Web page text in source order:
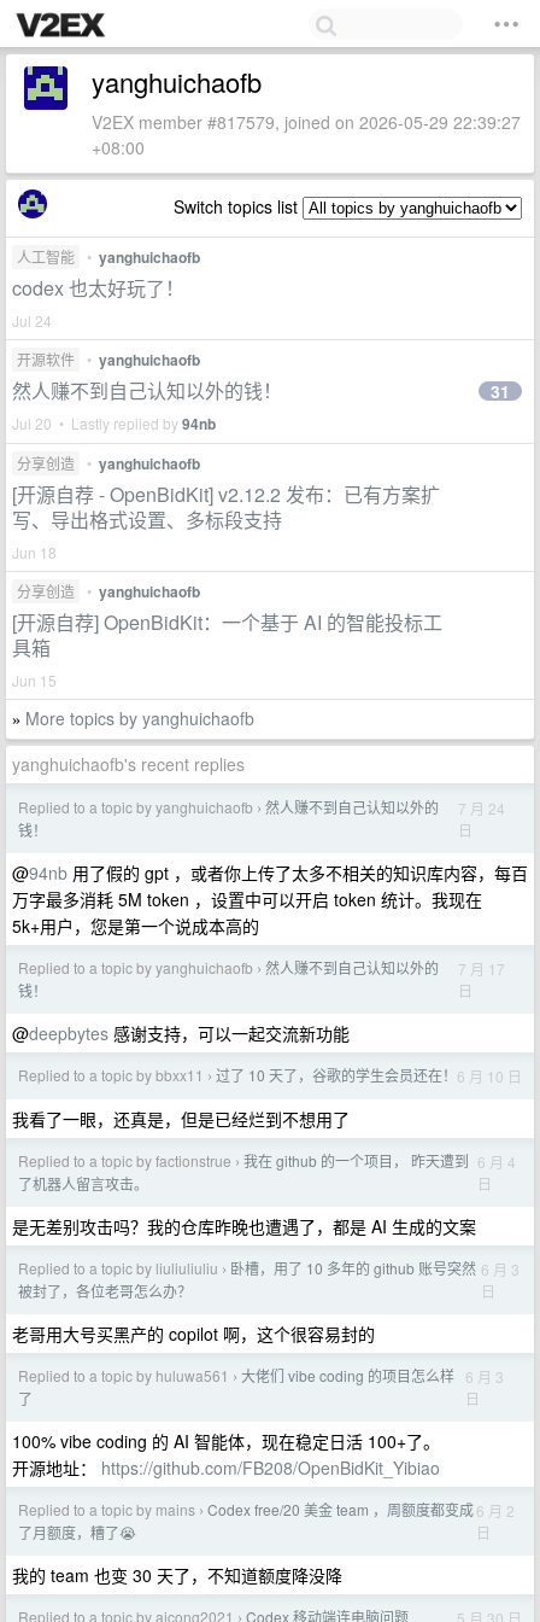
yanghuichaofb
V2EX member #817579, joined on 2026-05-29 22:39:27
+08:00
Switch topics list
人工智能 • yanghuichaofb
codex 也太好玩了！
Jul 24
开源软件
• yanghuichaofb
然人赚不到自己认知以外的钱！
Jul 20 • Lastly replied by94nb
31
分享创造 • yanghuichaofb
[开源自荐 - OpenBidKit] v2.12.2 发布：已有方案扩
写、导出格式设置、多标段支持
Jun 18
分享创造
• yanghuichaofb
[开源自荐] OpenBidKit：一个基于 AI 的智能投标工
具箱
Jun 15
» More topics by yanghuichaofb
yanghuichaofb's recent replies
Replied to a topic by yanghuichaofb › 然人赚不到自己认知以外的
钱！
7 月 24
日
@94nb 用了假的 gpt ，或者你上传了太多不相关的知识库内容，每百
万字最多消耗 5M token ，设置中可以开启 token 统计。我现在
5k+用户，您是第一个说成本高的
Replied to a topic by yanghuichaofb › 然人赚不到自己认知以外的
钱！
7 月 17
日
@deepbytes 感谢支持，可以一起交流新功能
Replied to a topic by bbxx11 › 过了 10 天了，谷歌的学生会员还在！ 6 月 10 日
我看了一眼，还真是，但是已经烂到不想用了
Replied to a topic by factionstrue › 我在 github 的一个项目， 昨天遭到
了机器人留言攻击。
6 月 4
日
是无差别攻击吗？我的仓库昨晚也遭遇了，都是 AI 生成的文案
Replied to a topic by liuliuliuliu › 卧槽，用了 10 多年的 github 账号突然
被封了，各位老哥怎么办？
6 月 3
日
老哥用大号买黑产的 copilot 啊，这个很容易封的
Replied to a topic by huluwa561 › 大佬们 vibe coding 的项目怎么样
了
6 月 3
日
100% vibe coding 的 AI 智能体，现在稳定日活 100+了。
开源地址： https://github.com/FB208/OpenBidKit_Yibiao
Replied to a topic by mains › Codex free/20 美金 team ，周额度都变成
了月额度，糟了😭
6 月 2
日
我的 team 也变 30 天了，不知道额度降没降
Replied to a topic by aicong2021 › Codex 移动端连电脑问题 5 月 30 日